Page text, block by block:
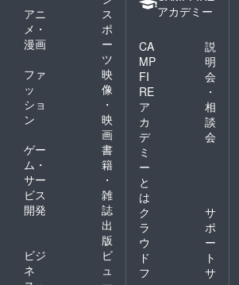
アニ
メ・
漫画
ス
ポ
ー
ツ
ファ
ッ
ショ
ン
映
像
・
映
画
ゲー
ム・
サー
ビス
開発
書
籍
・
雑
誌
出
版
ビジ
ネ
ビ
ュ
アカデミー
CA
MP
FI
RE
ア
カ
デ
ミ
ー
と
は
説
明
会
・
相
談
会
ク
ラ
ウ
ド
フ
サ
ポ
ー
ト
サ